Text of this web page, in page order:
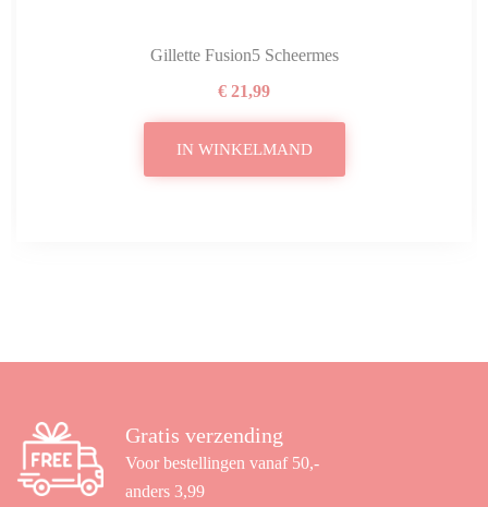
Gillette Fusion5 Scheermes
€ 21,99
IN WINKELMAND
Gratis verzending
Voor bestellingen vanaf 50,-
anders 3,99